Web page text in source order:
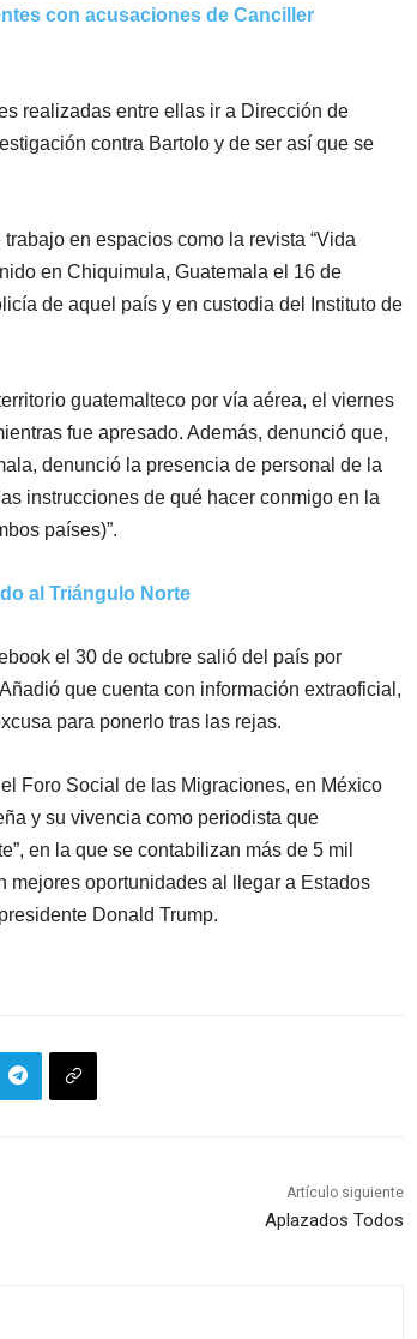
con acusaciones de Canciller
realizadas entre ellas ir a Dirección de
contra Bartolo y de ser así que se
en espacios como la revista “Vida
en Chiquimula, Guatemala el 16 de
de aquel país y en custodia del Instituto de
guatemalteco por vía aérea, el viernes
fue apresado. Además, denunció que,
denunció la presencia de personal de la
instrucciones de qué hacer conmigo en la
países)”.
al Triángulo Norte
el 30 de octubre salió del país por
que cuenta con información extraoficial,
para ponerlo tras las rejas.
Foro Social de las Migraciones, en México
y su vivencia como periodista que
en la que se contabilizan más de 5 mil
oportunidades al llegar a Estados
Donald Trump.
Artículo siguiente
Aplazados Todos